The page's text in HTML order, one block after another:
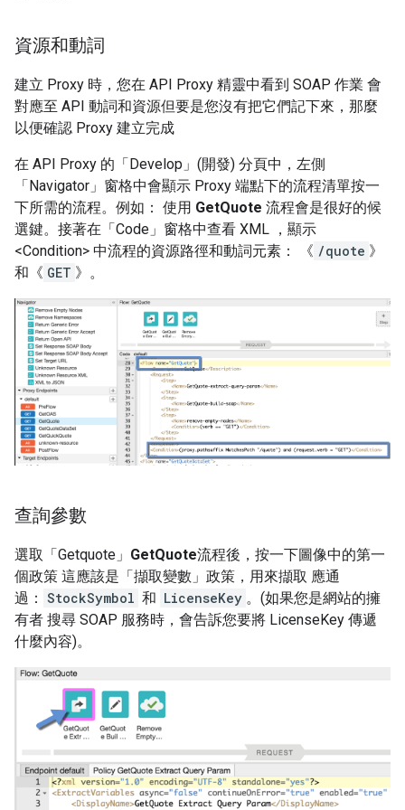
資源和動詞
建立 Proxy 時，您在 API Proxy 精靈中看到 SOAP 作業 會
對應至 API 動詞和資源但要是您沒有把它們記下來，那麼
以便確認 Proxy 建立完成
在 API Proxy 的「Develop」(開發) 分頁中，左側
「Navigator」窗格中會顯示 Proxy 端點下的流程清單按一
下所需的流程。例如： 使用 GetQuote 流程會是很好的候
選鍵。接著在「Code」窗格中查看 XML ，顯示
<Condition> 中流程的資源路徑和動詞元素： 《 /quote 》
和《 GET 》。
查詢參數
選取「Getquote」 GetQuote流程後，按一下圖像中的第一
個政策 這應該是「擷取變數」政策，用來擷取 應通
過： StockSymbol 和 LicenseKey 。(如果您是網站的擁
有者 搜尋 SOAP 服務時，會告訴您要將 LicenseKey 傳遞
什麼內容)。